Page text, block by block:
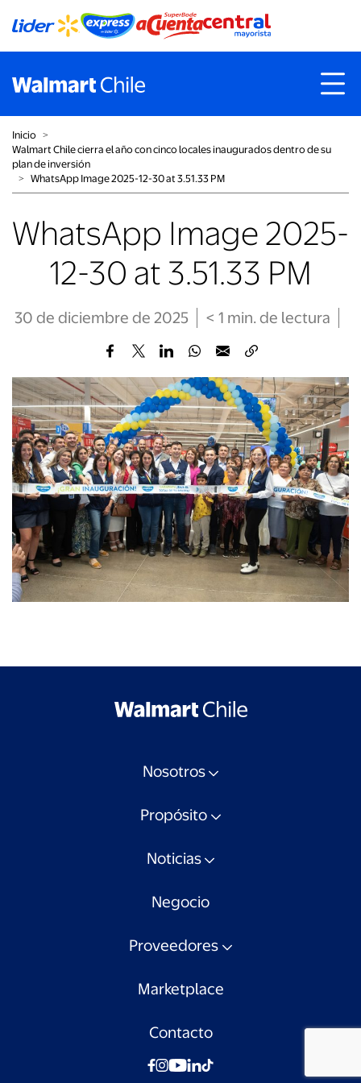
Inicio ˃
Walmart Chile cierra el año con cinco locales inaugurados dentro de su
plan de inversión
˃ WhatsApp Image 2025-12-30 at 3.51.33 PM
WhatsApp Image 2025-
12-30 at 3.51.33 PM
30 de diciembre de 2025 < 1 min. de lectura
Nosotros
Propósito
Noticias
Negocio
Proveedores
Marketplace
Contacto